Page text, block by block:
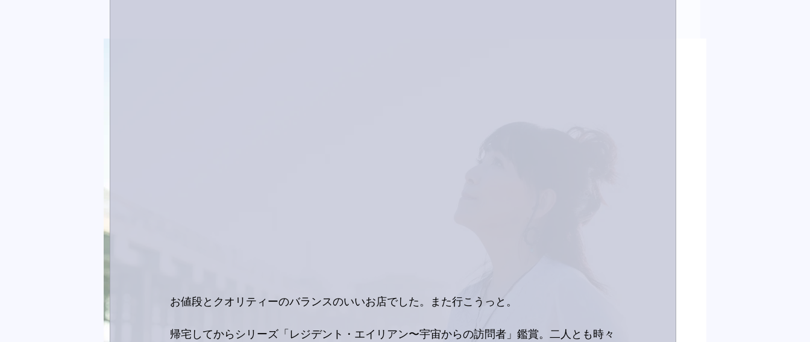
お値段とクオリティーのバランスのいいお店でした。また行こうっと。
帰宅してからシリーズ「レジデント・エイリアン〜宇宙からの訪問者」鑑賞。二人とも時々